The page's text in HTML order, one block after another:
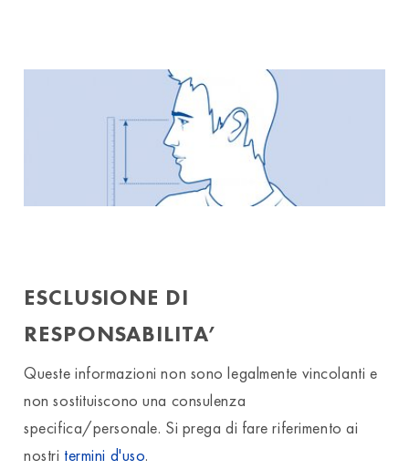
ESCLUSIONE DI
RESPONSABILITA’
Queste informazioni non sono legalmente vincolanti e
non sostituiscono una consulenza
specifica/personale. Si prega di fare riferimento ai
nostri termini d'uso.